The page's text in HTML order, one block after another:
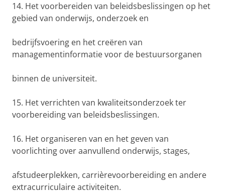
14. Het voorbereiden van beleidsbeslissingen op het
gebied van onderwijs, onderzoek en
bedrijfsvoering en het creëren van
managementinformatie voor de bestuursorganen
binnen de universiteit.
15. Het verrichten van kwaliteitsonderzoek ter
voorbereiding van beleidsbeslissingen.
16. Het organiseren van en het geven van
voorlichting over aanvullend onderwijs, stages,
afstudeerplekken, carrièrevoorbereiding en andere
extracurriculaire activiteiten.